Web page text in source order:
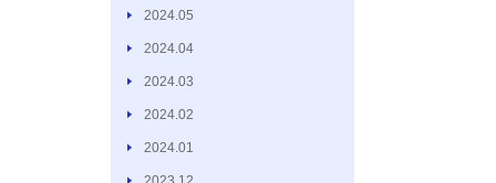
2024.05
2024.04
2024.03
2024.02
2024.01